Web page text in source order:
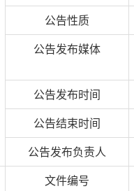
公告性质
公告发布媒体
公告发布时间
公告结束时间
公告发布负责人
文件编号